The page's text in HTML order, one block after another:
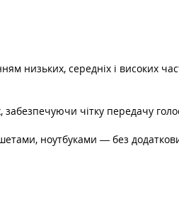
низьких, середніх і високих
забезпечуючи чітку передачу
ноутбуками — без